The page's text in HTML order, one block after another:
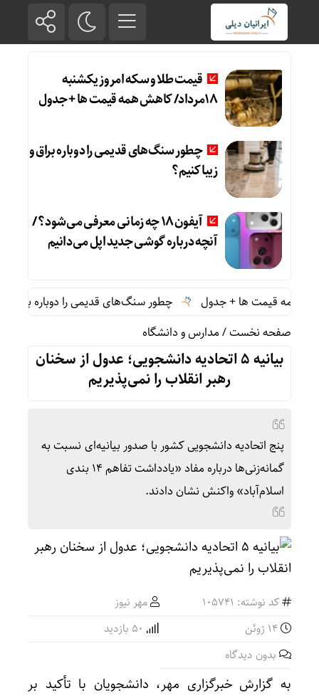
قیمت طلا و سکه امروز یکشنبه
18مرداد/ کاهش همه قیمت ها + جدول
چطور سنگ‌های قدیمی را دوباره براق و
زیبا کنیم؟
آیفون ۱۸ چه زمانی معرفی می‌شود؟ /
آنچه درباره گوشی جدید اپل می‌دانیم
چطور سنگ‌های قدیمی را دوباره براق و زیبا
صفحه نخست/مدارس و دانشگاه
بیانیه ۵ اتحادیه دانشجویی؛ عدول از سخنان
رهبر انقلاب را نمی‌پذیریم
پنج اتحادیه دانشجویی کشور با صدور بیانیه‌ای نسبت به
گمانه‌زنی‌ها درباره مفاد «یادداشت تفاهم ۱۴ بندی
اسلام‌آباد» واکنش نشان دادند.
کد نوشته: 105741
مهر نیوز
بدون دیدگاه
به گزارش خبرگزاری مهر، دانشجویان با تأکید بر